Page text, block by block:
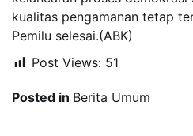
kualitas pengamanan tetap
Pemilu selesai.(ABK)
Post Views: 51
Posted in Berita Umum